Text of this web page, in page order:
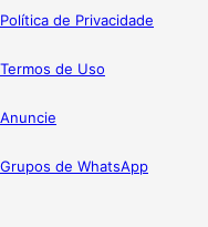
Política de Privacidade
Termos de Uso
Anuncie
Grupos de WhatsApp